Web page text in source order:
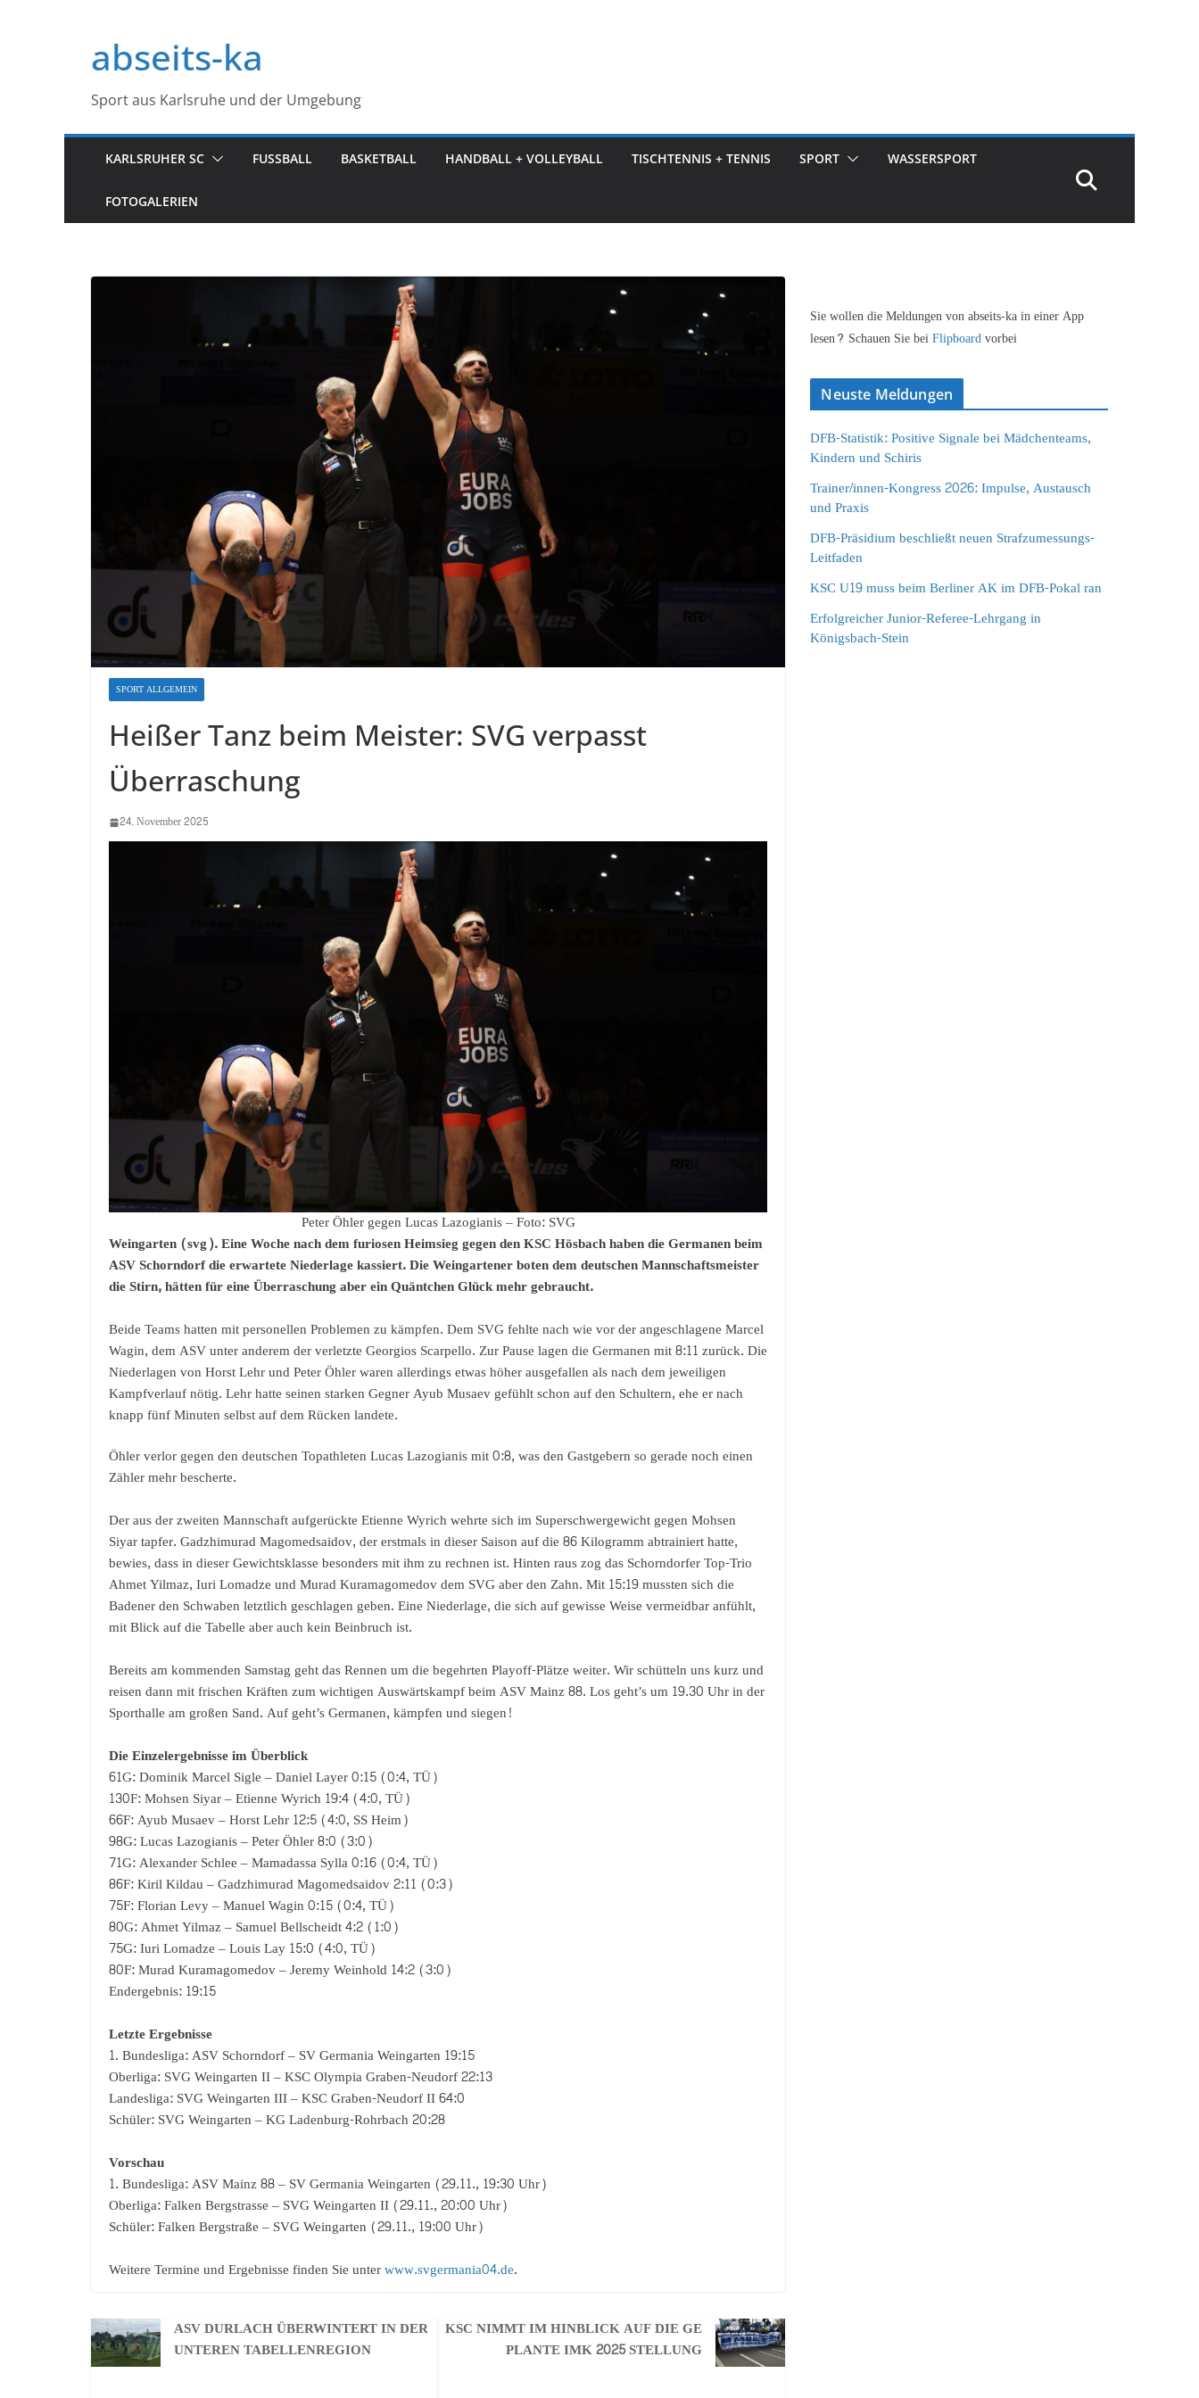
springenabseits-ka
Sport aus Karlsruhe und der Umgebung
KARLSRUHER SC FUSSBALL BASKETBALL HANDBALL + VOLLEYBALL TISCHTENNIS + TENNIS SPORT WASSERSPORT
FOTOGALERIEN
SPORT ALLGEMEIN
Heißer Tanz beim Meister: SVG verpasst
Überraschung
24. November 2025
Peter Öhler gegen Lucas Lazogianis – Foto: SVG
Weingarten (svg). Eine Woche nach dem furiosen Heimsieg gegen den KSC Hösbach haben die Germanen beim
ASV Schorndorf die erwartete Niederlage kassiert. Die Weingartener boten dem deutschen Mannschaftsmeister
die Stirn, hätten für eine Überraschung aber ein Quäntchen Glück mehr gebraucht.
Beide Teams hatten mit personellen Problemen zu kämpfen. Dem SVG fehlte nach wie vor der angeschlagene Marcel
Wagin, dem ASV unter anderem der verletzte Georgios Scarpello. Zur Pause lagen die Germanen mit 8:11 zurück. Die
Niederlagen von Horst Lehr und Peter Öhler waren allerdings etwas höher ausgefallen als nach dem jeweiligen
Kampfverlauf nötig. Lehr hatte seinen starken Gegner Ayub Musaev gefühlt schon auf den Schultern, ehe er nach
knapp fünf Minuten selbst auf dem Rücken landete.
Öhler verlor gegen den deutschen Topathleten Lucas Lazogianis mit 0:8, was den Gastgebern so gerade noch einen
Zähler mehr bescherte.
Der aus der zweiten Mannschaft aufgerückte Etienne Wyrich wehrte sich im Superschwergewicht gegen Mohsen
Siyar tapfer. Gadzhimurad Magomedsaidov, der erstmals in dieser Saison auf die 86 Kilogramm abtrainiert hatte,
bewies, dass in dieser Gewichtsklasse besonders mit ihm zu rechnen ist. Hinten raus zog das Schorndorfer Top-Trio
Ahmet Yilmaz, Iuri Lomadze und Murad Kuramagomedov dem SVG aber den Zahn. Mit 15:19 mussten sich die
Badener den Schwaben letztlich geschlagen geben. Eine Niederlage, die sich auf gewisse Weise vermeidbar anfühlt,
mit Blick auf die Tabelle aber auch kein Beinbruch ist.
Bereits am kommenden Samstag geht das Rennen um die begehrten Playoff-Plätze weiter. Wir schütteln uns kurz und
reisen dann mit frischen Kräften zum wichtigen Auswärtskampf beim ASV Mainz 88. Los geht’s um 19.30 Uhr in der
Sporthalle am großen Sand. Auf geht’s Germanen, kämpfen und siegen!
Die Einzelergebnisse im Überblick
61G: Dominik Marcel Sigle – Daniel Layer 0:15 (0:4, TÜ)
130F: Mohsen Siyar – Etienne Wyrich 19:4 (4:0, TÜ)
66F: Ayub Musaev – Horst Lehr 12:5 (4:0, SS Heim)
98G: Lucas Lazogianis – Peter Öhler 8:0 (3:0)
71G: Alexander Schlee – Mamadassa Sylla 0:16 (0:4, TÜ)
86F: Kiril Kildau – Gadzhimurad Magomedsaidov 2:11 (0:3)
75F: Florian Levy – Manuel Wagin 0:15 (0:4, TÜ)
80G: Ahmet Yilmaz – Samuel Bellscheidt 4:2 (1:0)
75G: Iuri Lomadze – Louis Lay 15:0 (4:0, TÜ)
80F: Murad Kuramagomedov – Jeremy Weinhold 14:2 (3:0)
Endergebnis: 19:15
Letzte Ergebnisse
1. Bundesliga: ASV Schorndorf – SV Germania Weingarten 19:15
Oberliga: SVG Weingarten II – KSC Olympia Graben-Neudorf 22:13
Landesliga: SVG Weingarten III – KSC Graben-Neudorf II 64:0
Schüler: SVG Weingarten – KG Ladenburg-Rohrbach 20:28
Vorschau
1. Bundesliga: ASV Mainz 88 – SV Germania Weingarten (29.11., 19:30 Uhr)
Oberliga: Falken Bergstrasse – SVG Weingarten II (29.11., 20:00 Uhr)
Schüler: Falken Bergstraße – SVG Weingarten (29.11., 19:00 Uhr)
Weitere Termine und Ergebnisse finden Sie unterwww.svgermania04.de.
ASV DURLACH ÜBERWINTERT IN DER
UNTEREN TABELLENREGION
KSC NIMMT IM HINBLICK AUF DIE GE
PLANTE IMK 2025 STELLUNG
Sie wollen die Meldungen von abseits-ka in einer App
lesen? Schauen Sie beiFlipboardvorbei
Neuste Meldungen
DFB-Statistik: Positive Signale bei Mädchenteams,
Kindern und Schiris
Trainer/innen-Kongress 2026: Impulse, Austausch
und Praxis
DFB-Präsidium beschließt neuen Strafzumessungs-
Leitfaden
KSC U19 muss beim Berliner AK im DFB-Pokal ran
Erfolgreicher Junior-Referee-Lehrgang in
Königsbach-Stein